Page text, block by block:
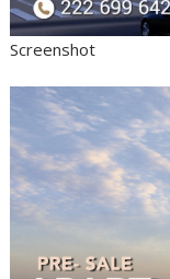
Screenshot